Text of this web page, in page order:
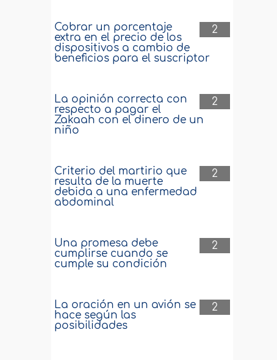
2
Cobrar un porcentaje
extra en el precio de los
dispositivos a cambio de
beneficios para el suscriptor
2
La opinión correcta con
respecto a pagar el
Zakaah con el dinero de un
niño
2
Criterio del martirio que
resulta de la muerte
debida a una enfermedad
abdominal
2
Una promesa debe
cumplirse cuando se
cumple su condición
2
La oración en un avión se
hace según las
posibilidades